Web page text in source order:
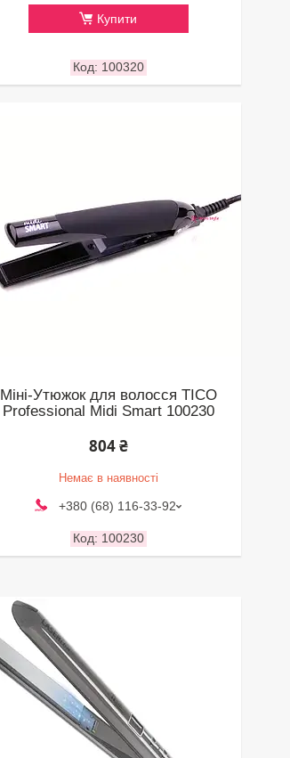
Купити
100320
Міні-Утюжок для волосся TICO
Professional Midi Smart 100230
804 ₴
Немає в наявності
+380 (68) 116-33-92
100230